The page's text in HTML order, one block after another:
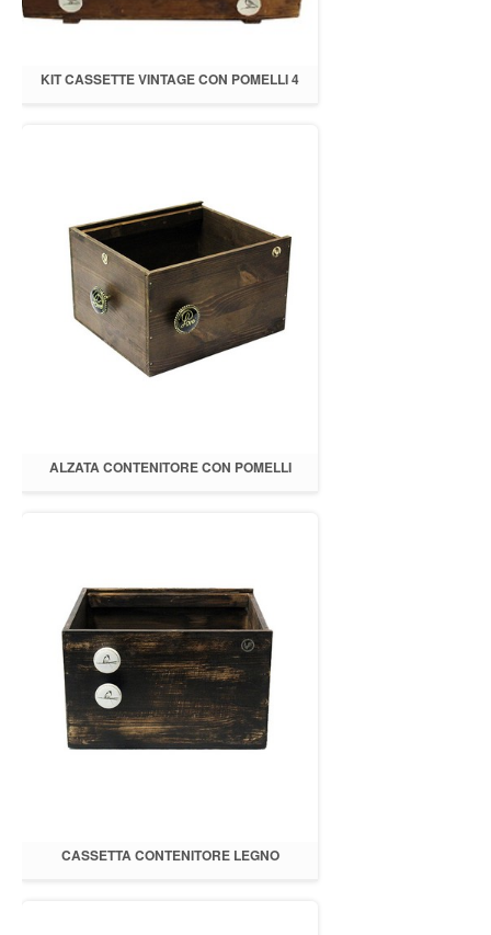
KIT CASSETTE VINTAGE CON POMELLI 4
ALZATA CONTENITORE CON POMELLI
CASSETTA CONTENITORE LEGNO